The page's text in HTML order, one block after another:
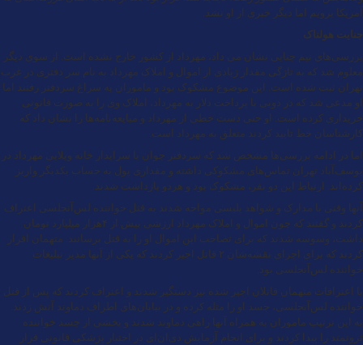
آمریکا برویم اما دیگر خبری از او نشد.
جنایت هولناک
بررسی‌های تیم جنایی نشان می داد، مهرداد از کشور خارج نشده است. از سوی دیگر
معلوم شد که به تازگی مقدار زیادی از اموال و املاک مهرداد به نام سر دفتری در غرب
تهران ثبت شده است. این موضوع مشکوک بود و ماموران به سراغ سردفتر رفتند اما
او مدعی شد که در دوبی با پرداخت دلار به مهرداد، املاک وی را به صورت قانونی
خریداری کرده است. او حتی دست خطی از مهرداد و مبایعه‌نامه‌ها را نشان داد که
کارشناسان خط تایید کردند متعلق به مهرداد است.
اما در ادامه بررسی‌ها مشخص شد که سردفتر جوان با سرایدار خانه ویلایی مهرداد در
یوسف‌آباد تهران تماس‌های مشکوکی داشته و مقداری پول به حساب یکدیگر واریز
کرده‌اند. ارتباط این دو نفر، مشکوک بود و هردو بازداشت شدند.
آنها وقتی با مدارک و شواهد پلیسی مواجه شدند به قتل خواننده لس‌آنجلسی اعتراف
کردند و گفتند که چون اموال و املاک مهرداد ارزشی بیش از ۴هزار میلیارد تومان
داشت، وسوسه شدند که برای تصاحب این اموال او را به قتل برسانند. متهمان اقرار
کردند که برای اجرای نقشه‌شان ۲ قاتل اجیر کردند که یکی از آنها مدیر تبلیغات
خواننده لس‌آنجلسی بود.
با اعترافات متهمان قاتلان اجیر شده نیز دستگیر شدند و اعتراف کردند که پس از قتل
خواننده لس‌آنجلسی، جسد او را مثله کرده و در بیابان‌های اطراف دماوند آتش زدند.
به این ترتیب ماموران به همراه آنها راهی دماوند شدند و بخشی از جسد خواننده
ثروتمند را پیدا کردند و برای انجام آزمایش دی‌ان‌ای در اختیار پزشکی قانونی قرار